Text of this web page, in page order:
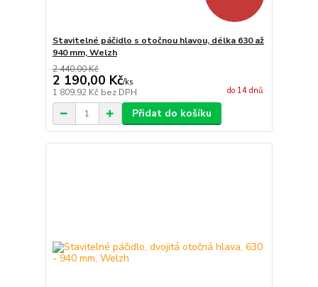
Stavitelné páčidlo s otočnou hlavou, délka 630 až
940 mm, Welzh
2 440,00 Kč
2 190,00 Kč/ks
1 809,92 Kč bez DPH do 14 dnů
Přidat do košíku